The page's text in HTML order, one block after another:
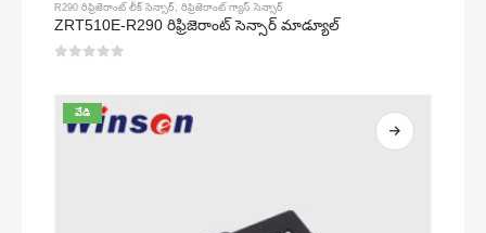
R290 రిఫ్రిజెరాంట్ లీక్ సెన్సార్ , రిఫ్రిజెరాంట్ గ్యాస్ సెన్సార్
ZRT510E-R290 రిఫ్రిజెరాంట్ సెన్సార్ మాడ్యూల్
వేడి